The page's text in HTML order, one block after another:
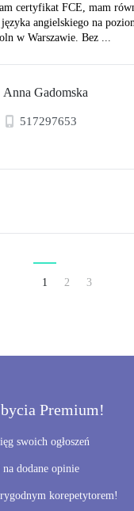
certyfikat FCE, mam
angielskiego na
w Warszawie. Bez ...
Anna Gadomska
517297653
1 2 3
Premium!
swoich ogłoszeń
dodane opinie
korepetytorem!